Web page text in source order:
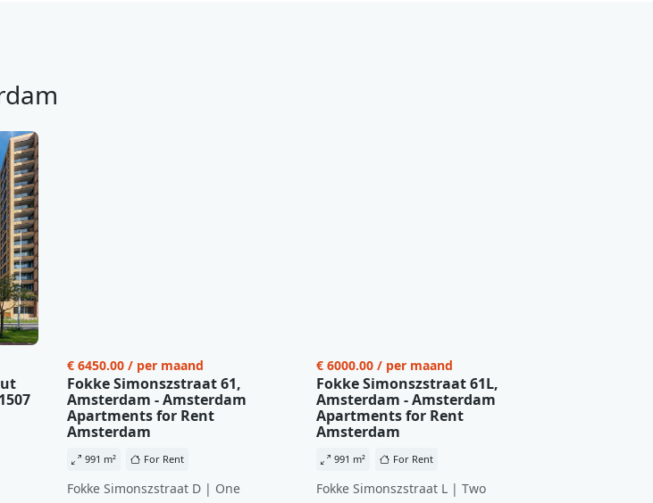
€ 6450.00 / per maand
Fokke Simonszstraat 61,
Amsterdam - Amsterdam
Apartments for Rent
Amsterdam
991 m² For Rent
Fokke Simonszstraat D | One
€ 6000.00 / per maand
Fokke Simonszstraat 61L,
Amsterdam - Amsterdam
Apartments for Rent
Amsterdam
991 m² For Rent
Fokke Simonszstraat L | Two